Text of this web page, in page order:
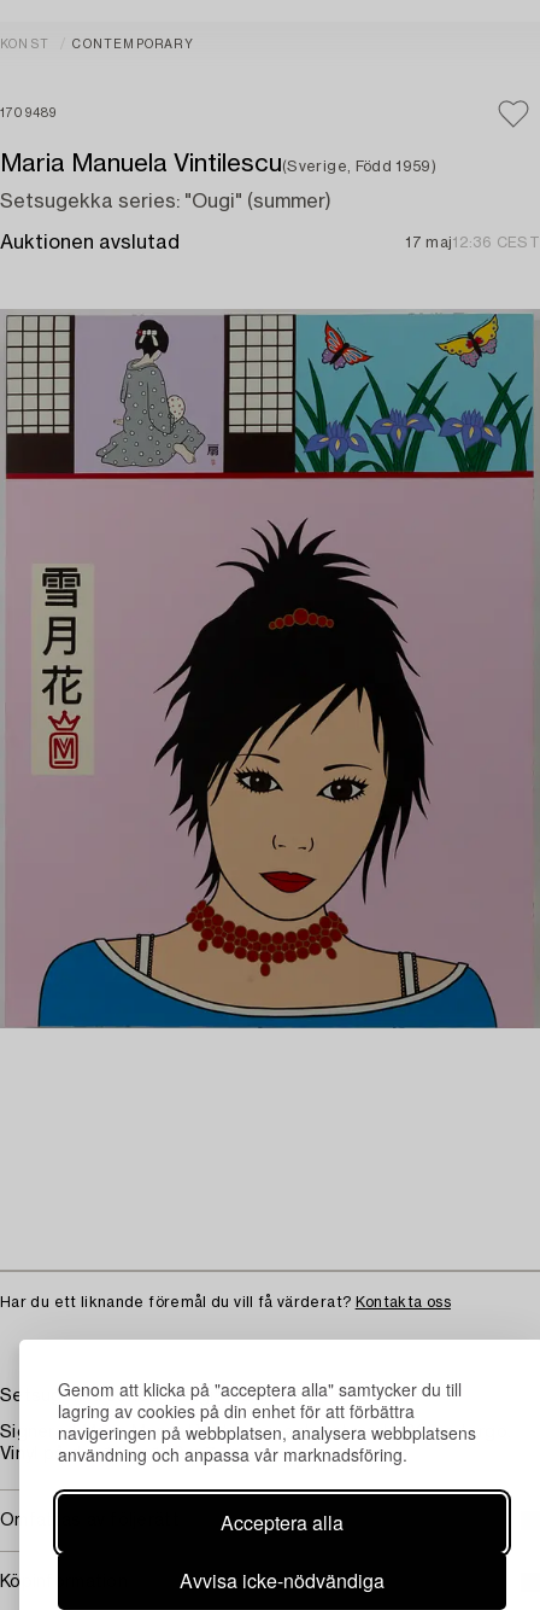
Genom att klicka på "acceptera alla" samtycker du till
lagring av cookies på din enhet för att förbättra
navigeringen på webbplatsen, analysera webbplatsens
användning och anpassa vår marknadsföring.
Acceptera alla
Avvisa icke-nödvändiga
KONST CONTEMPORARY
1709489
Maria Manuela Vintilescu(Sverige, Född 1959)
Setsugekka series: "Ougi" (summer)
Auktionen avslutad 17 maj12:36 CEST
Har du ett liknande föremål du vill få värderat? Kontakta oss
Setsugekka series: "Ougi" (summer)
Signerad Maria Manuel Vintilescu och daterad 2009 a tergo.
Vinyl på duk 135 x 100 x 7 cm.
Omfattas av följerätt
Köpinformation